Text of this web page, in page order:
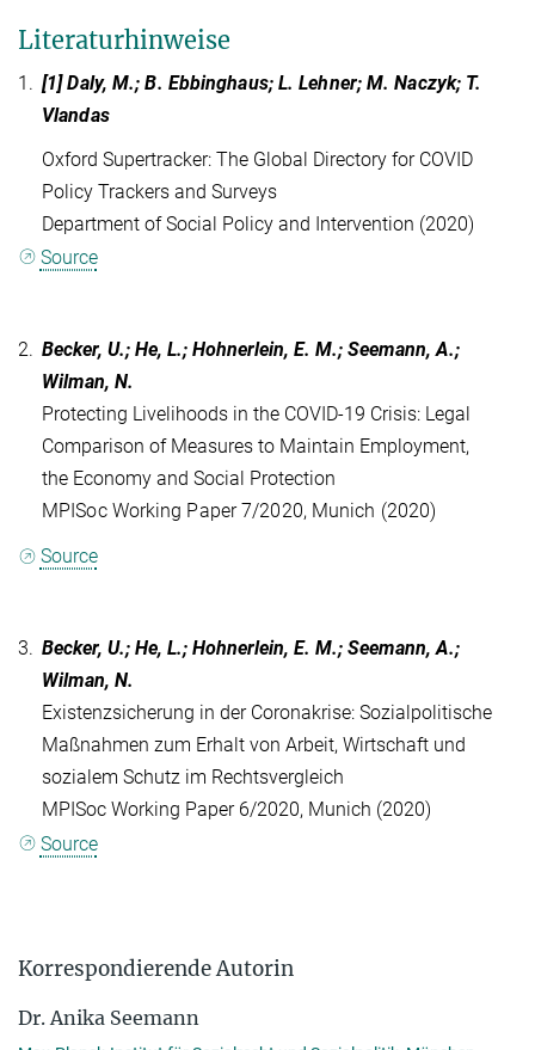
Literaturhinweise
1. [1] Daly, M.; B. Ebbinghaus; L. Lehner; M. Naczyk; T.
Vlandas
Oxford Supertracker: The Global Directory for COVID
Policy Trackers and Surveys
Department of Social Policy and Intervention (2020)
Source
2. Becker, U.; He, L.; Hohnerlein, E. M.; Seemann, A.;
Wilman, N.
Protecting Livelihoods in the COVID-19 Crisis: Legal
Comparison of Measures to Maintain Employment,
the Economy and Social Protection
MPISoc Working Paper 7/2020, Munich (2020)
Source
3. Becker, U.; He, L.; Hohnerlein, E. M.; Seemann, A.;
Wilman, N.
Existenzsicherung in der Coronakrise: Sozialpolitische
Maßnahmen zum Erhalt von Arbeit, Wirtschaft und
sozialem Schutz im Rechtsvergleich
MPISoc Working Paper 6/2020, Munich (2020)
Source
Korrespondierende Autorin
Dr. Anika Seemann